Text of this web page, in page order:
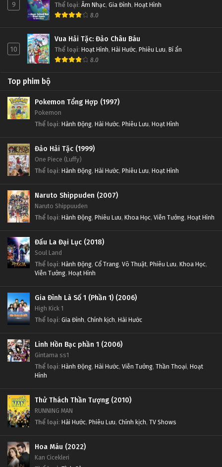
9 Thể loại: Âm Nhạc, Gia Đình, Hoạt Hình
8.0
10
Vua Hải Tặc: Đảo Châu Báu
Thể loại: Hoạt Hình, Hài Hước, Phiêu Lưu, Bí ẩn
8.0
Top phim bộ
Pokemon Tổng Hợp (1997)
Pokemon
Thể loại: Hành Động, Hài Hước, Phiêu Lưu, Hoạt Hình
Đảo Hải Tặc (1999)
One Piece (Luffy)
Thể loại: Hành Động, Hài Hước, Phiêu Lưu, Hoạt Hình
Naruto Shippuden (2007)
Naruto Shippuuden
Thể loại: Hành Động, Phiêu Lưu, Khoa Học, Viễn Tưởng, Hoạt Hình
Đấu La Đại Lục (2018)
Soul Land
Thể loại: Hành Động, Cổ Trang, Võ Thuật, Phiêu Lưu, Khoa Học,
Viễn Tưởng, Hoạt Hình
Gia Đình Là Số 1 (Phần 1) (2006)
High Kick 1
Thể loại: Gia Đình, Chính kịch, Hài Hước
Linh Hồn Bạc phần 1 (2006)
Gintama ss1
Thể loại: Hành Động, Hài Hước, Viễn Tưởng, Thần Thoại, Hoạt
Hình
Thử Thách Thần Tượng (2010)
RUNNING MAN
Thể loại: Hài Hước, Phiêu Lưu, Chính kịch, TV Shows
Hoa Máu (2022)
Kan Cicekleri